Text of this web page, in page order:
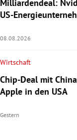
Milliardendeal:
US-
08.08.2026
Wirtschaft
Chip-Deal mit
Apple in den USA
Gestern